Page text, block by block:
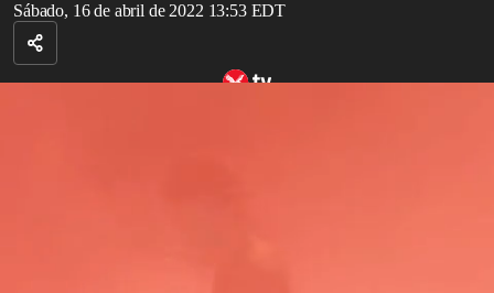
Sábado, 16 de abril de 2022 13:53 EDT